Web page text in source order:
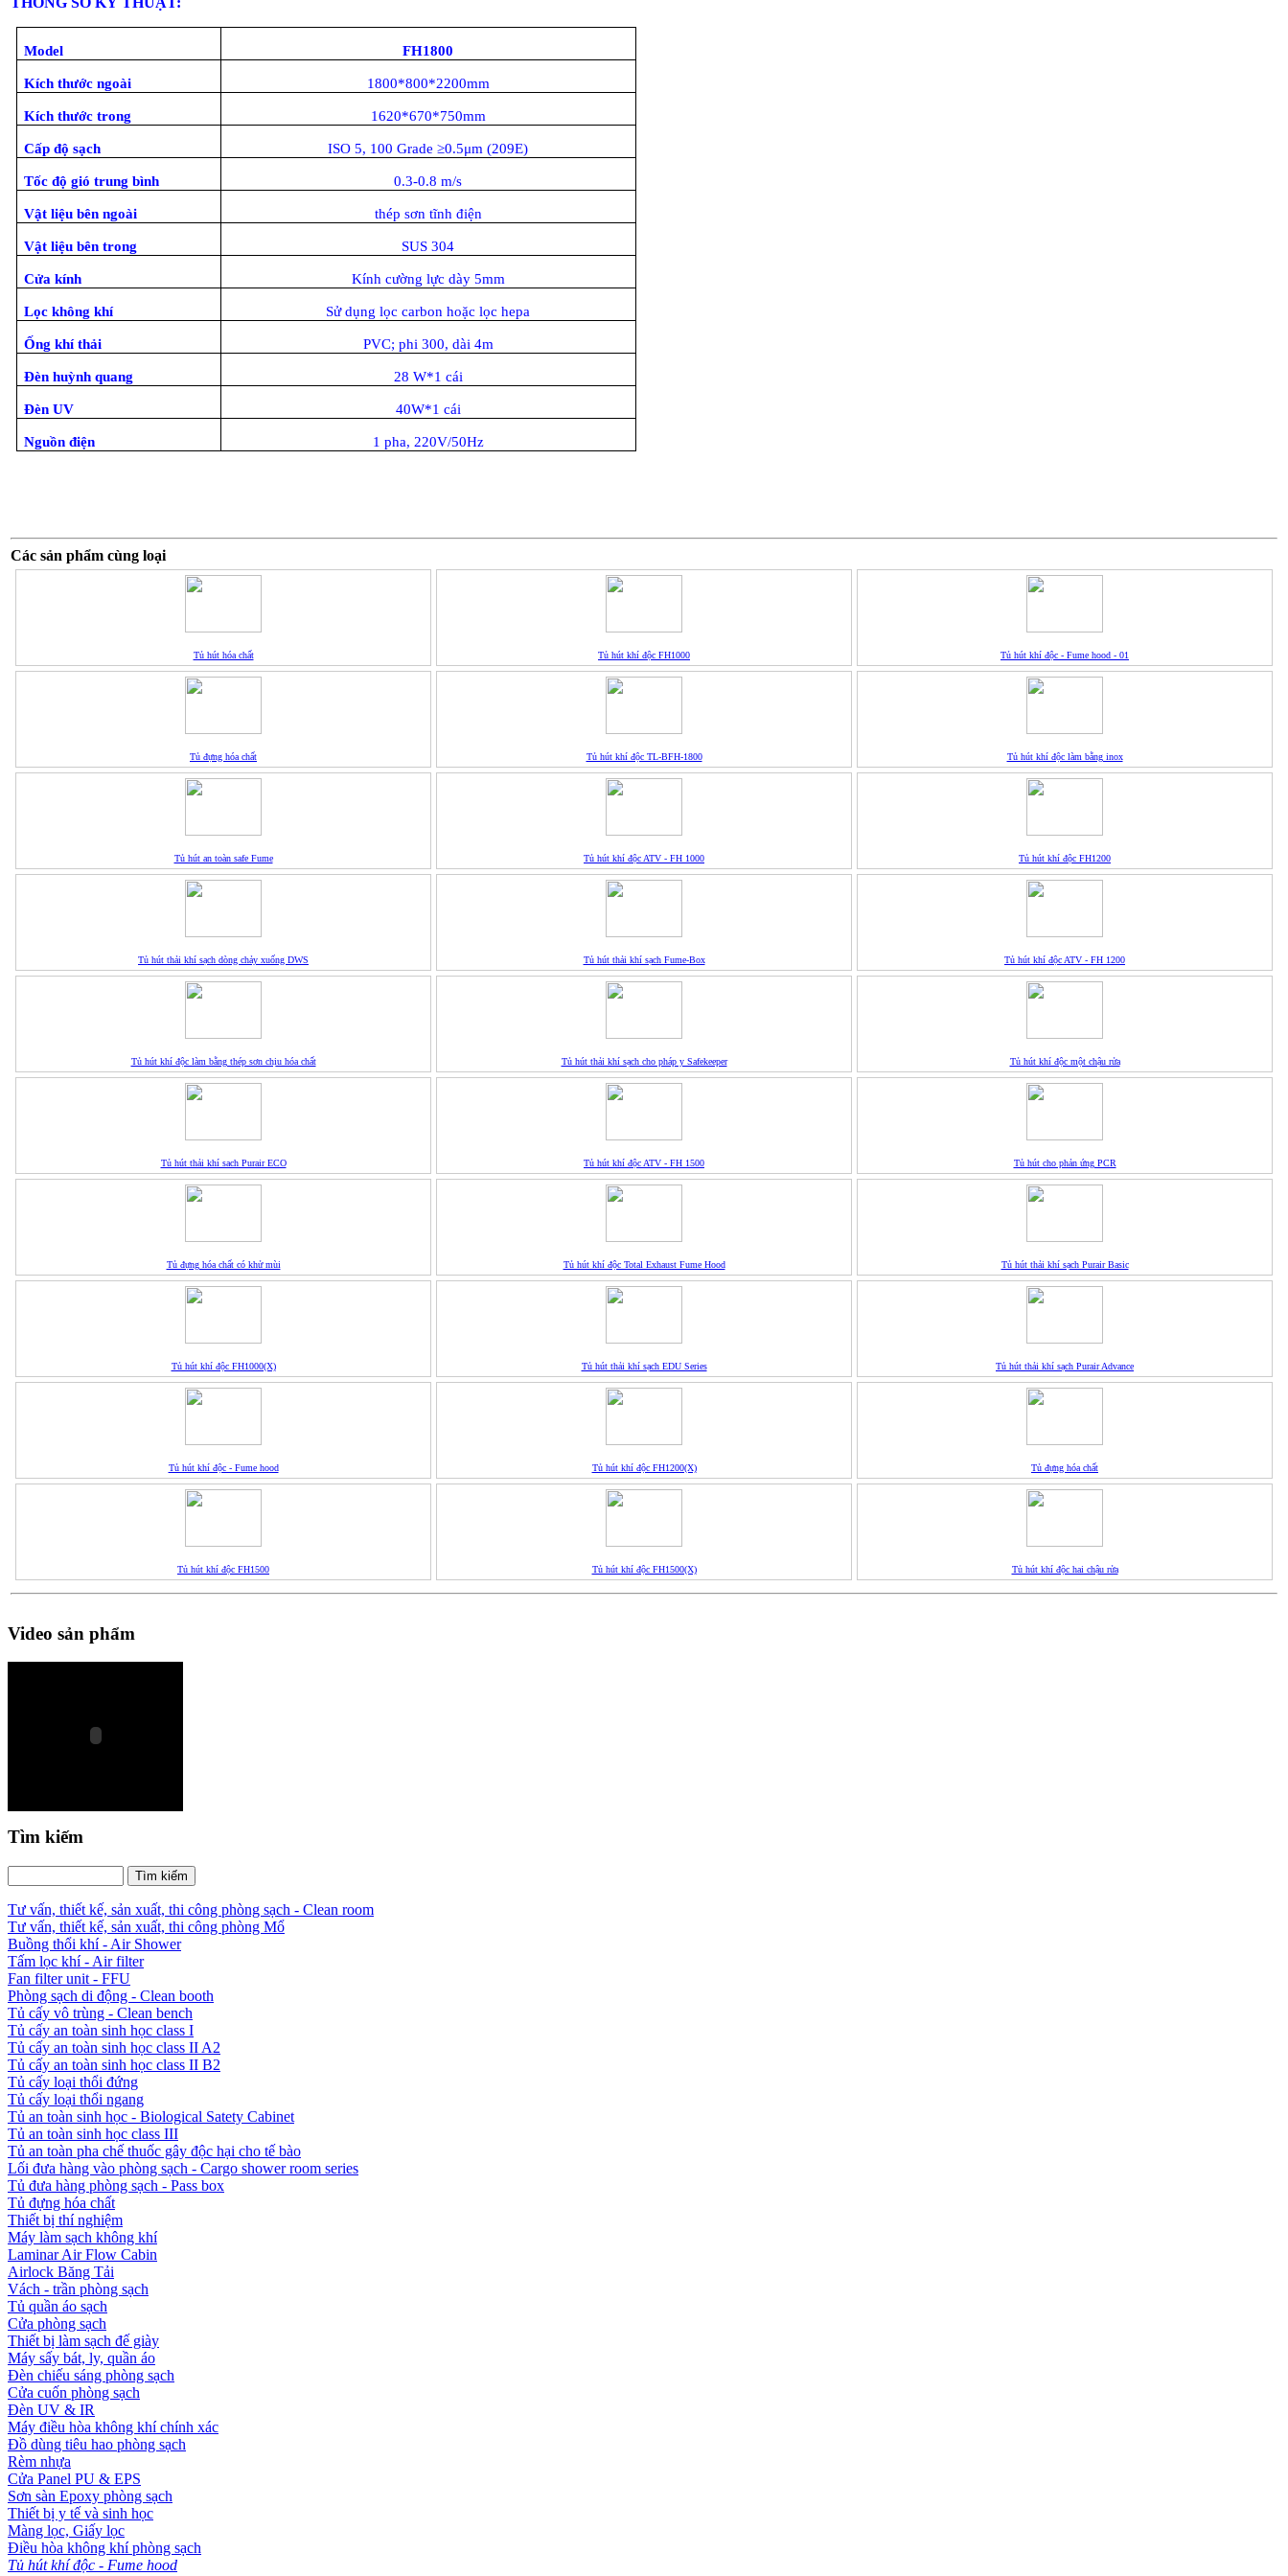
Model FH1800
Kích thước ngoài 1800*800*2200mm
Kích thước trong 1620*670*750mm
Cấp độ sạch ISO 5, 100 Grade ≥0.5μm (209E)
Tốc độ gió trung bình 0.3-0.8 m/s
Vật liệu bên ngoài thép sơn tĩnh điện
Vật liệu bên trong SUS 304
Cửa kính Kính cường lực dày 5mm
Lọc không khí Sử dụng lọc carbon hoặc lọc hepa
Ống khí thải PVC; phi 300, dài 4m
Đèn huỳnh quang 28 W*1 cái
Đèn UV 40W*1 cái
Nguồn điện 1 pha, 220V/50Hz
Các sản phẩm cùng loại
Tủ hút hóa chất Tủ hút khí độc FH1000 Tủ hút khí độc - Fume hood - 01
Tủ đựng hóa chất Tủ hút khí độc TL-BFH-1800 Tủ hút khí độc làm bằng inox
Tủ hút an toàn safe Fume Tủ hút khí độc ATV - FH 1000 Tủ hút khí độc FH1200
Tủ hút thải khí sạch dòng chảy xuống DWS Tủ hút thải khí sạch Fume-Box Tủ hút khí độc ATV - FH 1200
Tủ hút khí độc làm bằng thép sơn chịu hóa chất Tủ hút thải khí sạch cho pháp y Safekeeper Tủ hút khí độc một chậu rửa
Tủ hút thải khí sach Purair ECO Tủ hút khí độc ATV - FH 1500 Tủ hút cho phản ứng PCR
Tủ đựng hóa chất có khử mùi Tủ hút khí độc Total Exhaust Fume Hood Tủ hút thải khí sạch Purair Basic
Tủ hút khí độc FH1000(X) Tủ hút thải khí sạch EDU Series Tủ hút thải khí sạch Purair Advance
Tủ hút khí độc - Fume hood Tủ hút khí độc FH1200(X) Tủ đựng hóa chất
Tủ hút khí độc FH1500 Tủ hút khí độc FH1500(X) Tủ hút khí độc hai chậu rửa
Video sản phẩm
Tìm kiếm
Tư vấn, thiết kế, sản xuất, thi công phòng sạch - Clean room
Tư vấn, thiết kế, sản xuất, thi công phòng Mổ
Buồng thổi khí - Air Shower
Tấm lọc khí - Air filter
Fan filter unit - FFU
Phòng sạch di động - Clean booth
Tủ cấy vô trùng - Clean bench
Tủ cấy an toàn sinh học class I
Tủ cấy an toàn sinh học class II A2
Tủ cấy an toàn sinh học class II B2
Tủ cấy loại thổi đứng
Tủ cấy loại thổi ngang
Tủ an toàn sinh học - Biological Satety Cabinet
Tủ an toàn sinh học class III
Tủ an toàn pha chế thuốc gây độc hại cho tế bào
Lối đưa hàng vào phòng sạch - Cargo shower room series
Tủ đưa hàng phòng sạch - Pass box
Tủ đựng hóa chất
Thiết bị thí nghiệm
Máy làm sạch không khí
Laminar Air Flow Cabin
Airlock Băng Tải
Vách - trần phòng sạch
Tủ quần áo sạch
Cửa phòng sạch
Thiết bị làm sạch đế giày
Máy sấy bát, ly, quần áo
Đèn chiếu sáng phòng sạch
Cửa cuốn phòng sạch
Đèn UV & IR
Máy điều hòa không khí chính xác
Đồ dùng tiêu hao phòng sạch
Rèm nhựa
Cửa Panel PU & EPS
Sơn sàn Epoxy phòng sạch
Thiết bị y tế và sinh học
Màng lọc, Giấy lọc
Điều hòa không khí phòng sạch
Tủ hút khí độc - Fume hood